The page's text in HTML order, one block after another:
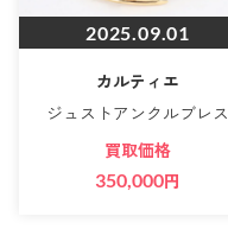
2025.09.01
カルティエ
ジュストアンクルブレス
買取価格
350,000円